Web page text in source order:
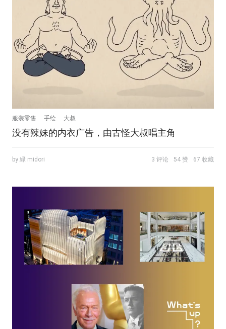
服装零售 手绘 大叔
没有辣妹的内衣广告，由古怪大叔唱主角
by 緑 midori 3 评论 54 赞 67 收藏